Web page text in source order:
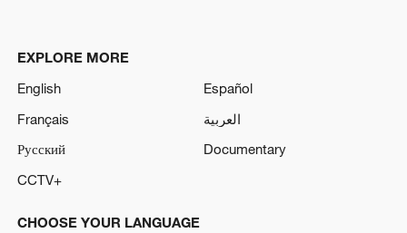
EXPLORE MORE
English
Español
Français
العربية
Русский
Documentary
CCTV+
CHOOSE YOUR LANGUAGE